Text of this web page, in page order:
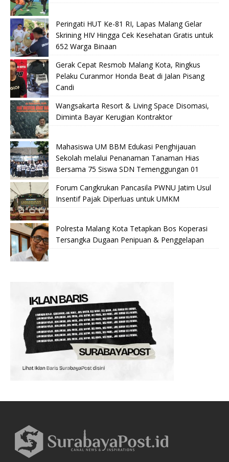
Peringati HUT Ke-81 RI, Lapas Malang Gelar
Skrining HIV Hingga Cek Kesehatan Gratis untuk
652 Warga Binaan
Gerak Cepat Resmob Malang Kota, Ringkus
Pelaku Curanmor Honda Beat di Jalan Pisang
Candi
Wangsakarta Resort & Living Space Disomasi,
Diminta Bayar Kerugian Kontraktor
Mahasiswa UM BBM Edukasi Penghijauan
Sekolah melalui Penanaman Tanaman Hias
Bersama 75 Siswa SDN Temenggungan 01
Forum Cangkrukan Pancasila PWNU Jatim Usul
Insentif Pajak Diperluas untuk UMKM
Polresta Malang Kota Tetapkan Bos Koperasi
Tersangka Dugaan Penipuan & Penggelapan